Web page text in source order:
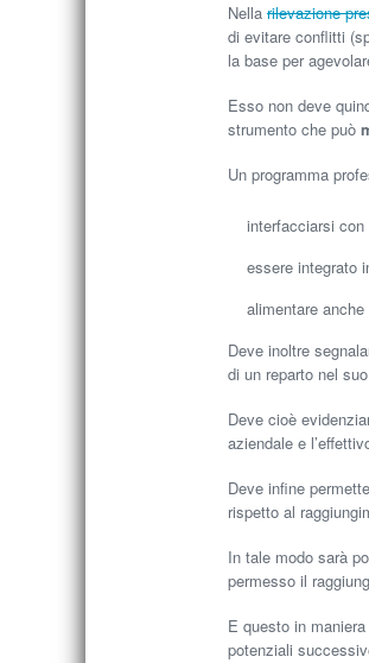
Nella rilevazione
di evitare conflitti
la base per
Esso non deve
strumento che può
Un programma
interfacciarsi
essere integrato
alimentare
Deve inoltre
di un reparto nel
Deve cioè
aziendale e
Deve infine
rispetto al
In tale modo sarà
permesso il
E questo in maniera
potenziali